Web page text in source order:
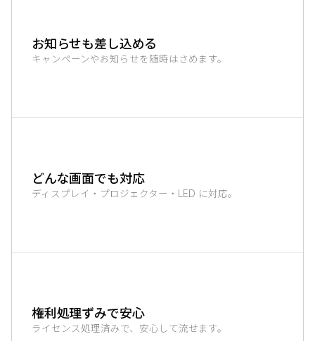
お知らせも差し込める
キャンペーンやお知らせを随時はさめます。
どんな画面でも対応
ディスプレイ・プロジェクター・LED に対応。
権利処理ずみで安心
ライセンス処理済みで、安心して流せます。